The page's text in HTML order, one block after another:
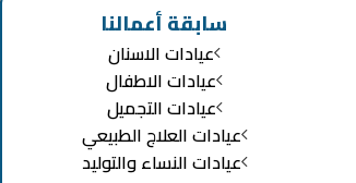
سابقة أعمالنا
عيادات الاسنان
عيادات الاطفال
عيادات التجميل
عيادات العلاج الطبيعي
عيادات النساء والتوليد